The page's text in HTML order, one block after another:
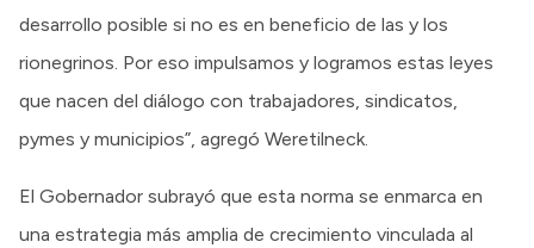
desarrollo posible si no es en beneficio de las y los
rionegrinos. Por eso impulsamos y logramos estas leyes
que nacen del diálogo con trabajadores, sindicatos,
pymes y municipios”, agregó Weretilneck.
El Gobernador subrayó que esta norma se enmarca en
una estrategia más amplia de crecimiento vinculada al